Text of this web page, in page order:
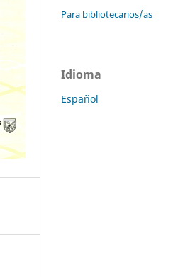
Para bibliotecarios/as
Idioma
Español